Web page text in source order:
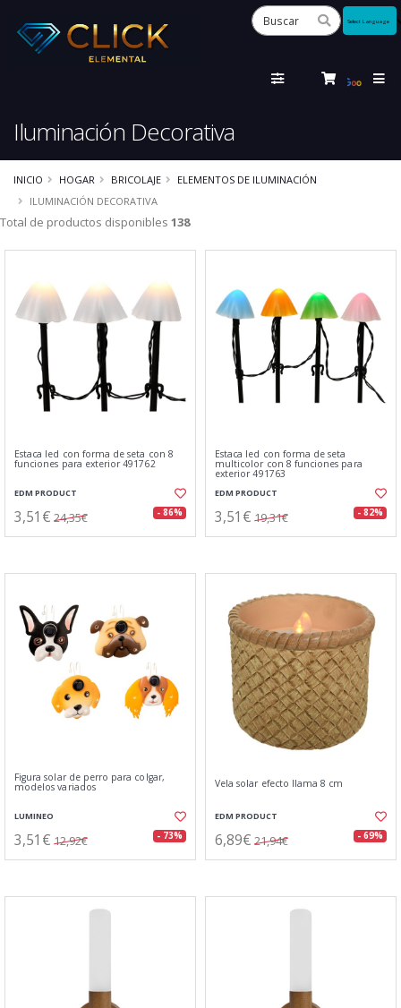
Iluminación Decorativa
INICIO HOGAR BRICOLAJE
ELEMENTOS DE ILUMINACIÓN
ILUMINACIÓN DECORATIVA
Total de productos disponibles 138
Estaca led con forma de seta con 8
funciones para exterior 491762
EDM PRODUCT
3,51€ 24,35€ - 86%
Estaca led con forma de seta
multicolor con 8 funciones para
exterior 491763
EDM PRODUCT
3,51€ 19,31€ - 82%
Figura solar de perro para colgar,
modelos variados
LUMINEO
3,51€ 12,92€ - 73%
Vela solar efecto llama 8 cm
EDM PRODUCT
6,89€ 21,94€ - 69%